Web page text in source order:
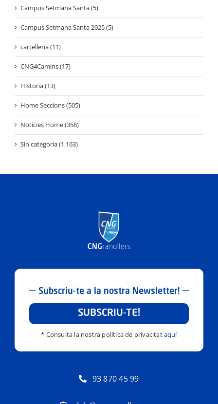
Campus Setmana Santa (5)
Campus Setmana Santa 2025 (5)
cartelleria (11)
CNG4Camins (17)
Historia (13)
Home Seccions (505)
Noticies Home (358)
Sin categoría (1.163)
Subscriu-te a la nostra Newsletter!
SUBSCRIU-TE!
* Consulta la nostra política de privacitataquí
93 870 45 99